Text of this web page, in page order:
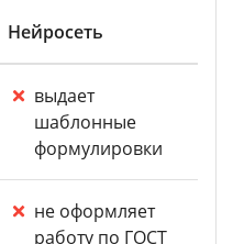
Нейросеть
выдает
шаблонные
формулировки
не оформляет
работу по ГОСТ